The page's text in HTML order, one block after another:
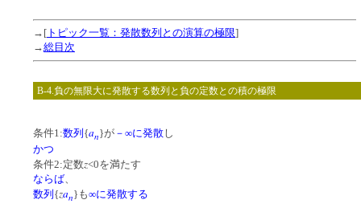
→[ トピック一覧：発散数列との演算の極限]
→総目次
B-4.負の無限大に発散する数列と負の定数との積の極限
条件1:数列 {an}が －∞に発散し
かつ
条件2:定数z<0を満たす
ならば
数列 {zan}も∞に発散する